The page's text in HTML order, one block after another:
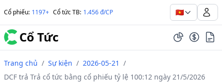
Cổ phiếu: 1197+ Cổ tức TB: 1.456 đ/CP 🇻🇳
Cổ Tức
Trang chủ / Sự kiện / 2026-05-21 /
DCF trả Trả cổ tức bằng cổ phiếu tỷ lệ 100:12 ngày 21/5/2026